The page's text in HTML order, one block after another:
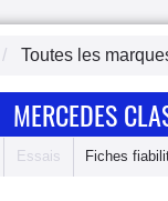
Toutes les
MERCEDES
Essais Fiches